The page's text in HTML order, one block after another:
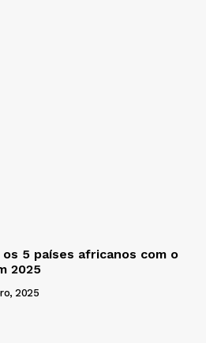
5 países africanos com o
2025
2025